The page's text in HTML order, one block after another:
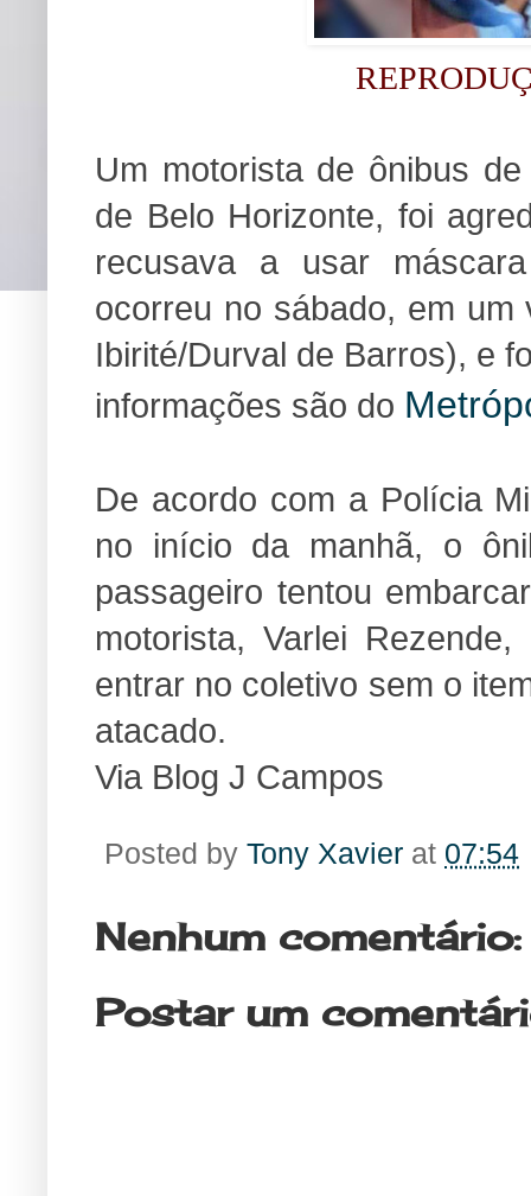
Um motorista de ônibus
de Belo Horizonte, foi
recusava a usar
ocorreu no sábado, em um
Ibirité/Durval de Barros), e
informações são do
De acordo com a Polícia
no início da manhã, o
passageiro tentou
motorista, Varlei
entrar no coletivo sem o
atacado.
Via Blog J Campos
Posted by Tony Xavier at 07:54
Nenhum comentário:
Postar um